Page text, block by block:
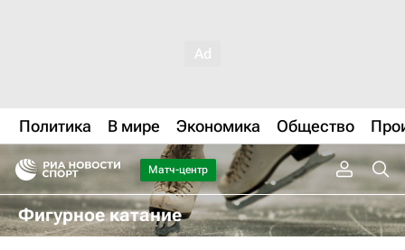
Политика В мире Экономика Общество
Матч-центр
Фигурное катание